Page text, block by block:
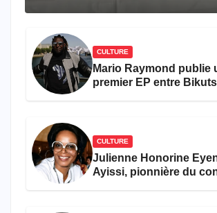
CULTURE
Mario Raymond publie
premier EP entre
CULTURE
Julienne Honorine
Ayissi, pionnière du